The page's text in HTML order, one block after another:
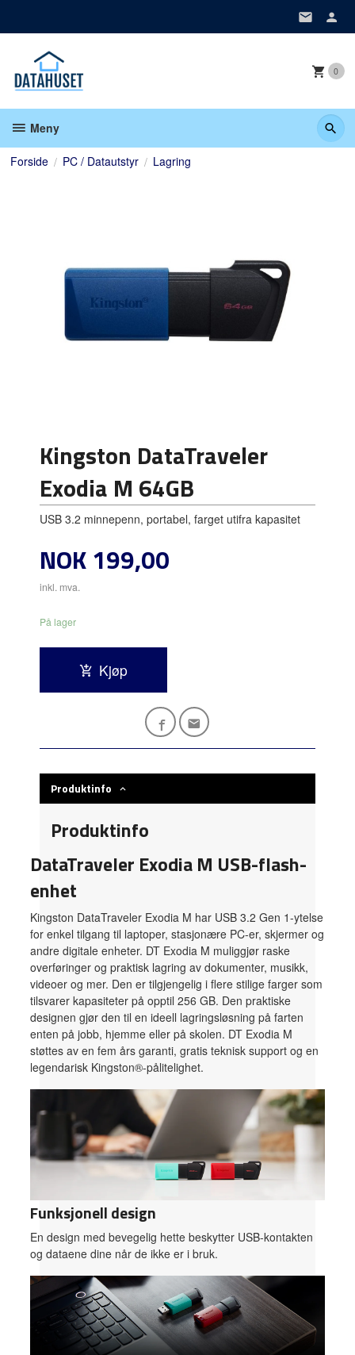
0
Meny
Forside PC / Datautstyr Lagring
Kingston DataTraveler
Exodia M 64GB
USB 3.2 minnepenn, portabel, farget utifra kapasitet
Pris
NOK199,00
inkl. mva.
På lager
Kjøp
Produktinfo
Produktinfo
DataTraveler Exodia M USB-flash-
enhet
Kingston DataTraveler Exodia M har USB 3.2 Gen 1-ytelse
for enkel tilgang til laptoper, stasjonære PC-er, skjermer og
andre digitale enheter. DT Exodia M muliggjør raske
overføringer og praktisk lagring av dokumenter, musikk,
videoer og mer. Den er tilgjengelig i flere stilige farger som
tilsvarer kapasiteter på opptil 256 GB. Den praktiske
designen gjør den til en ideell lagringsløsning på farten
enten på jobb, hjemme eller på skolen. DT Exodia M
støttes av en fem års garanti, gratis teknisk support og en
legendarisk Kingston®-pålitelighet.
Funksjonell design
En design med bevegelig hette beskytter USB-kontakten
og dataene dine når de ikke er i bruk.